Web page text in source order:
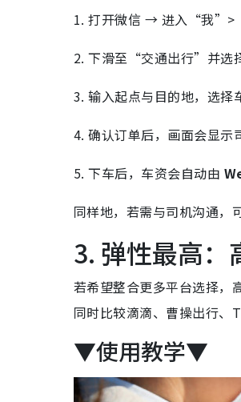
1. 打开微信 → 进入“我
2. 下滑至“交通出行”并选
3. 输入起点与目的地，选择
4. 确认订单后，画面会显示
5. 下车后，车资会自动由
同样地，若需与司机沟通，
3. 弹性最高：
若希望整合更多平台选择，
同时比较滴滴、曹操出行、
▼使用教学▼